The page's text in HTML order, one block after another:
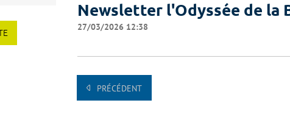
Newsletter l'Odyssée de la
27/03/2026 12:38
PRÉCÉDENT